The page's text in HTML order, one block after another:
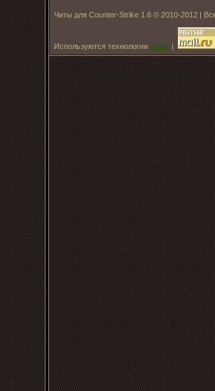
Читы для Counter-Strike 1.6 © 2010-2012 |
Используются технологии uCoz |